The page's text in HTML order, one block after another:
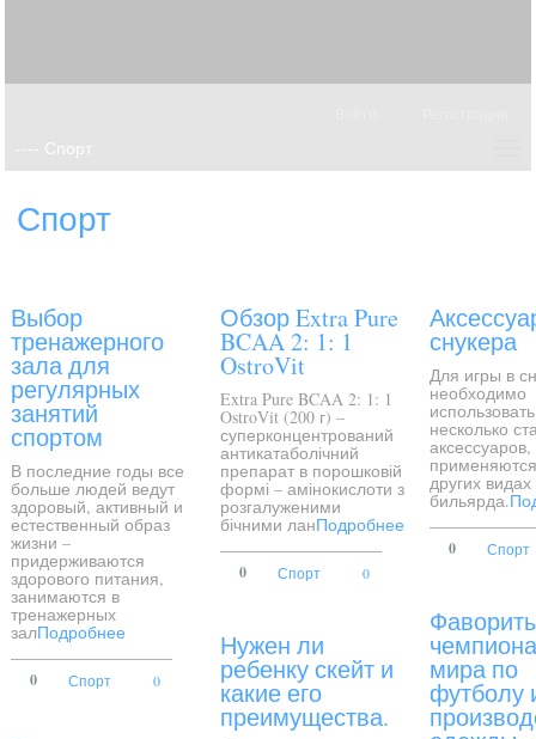
Спорт
Выбор
тренажерного
зала для
регулярных
занятий
спортом
В последние годы все
больше людей ведут
здоровый, активный и
естественный образ
жизни –
придерживаются
здорового питания,
занимаются в
тренажерных
залПодробнее
0 Спорт 0
Обзор Extra Pure
BCAA 2: 1: 1
OstroVit
Extra Pure BCAA 2: 1: 1
OstroVit (200 г) –
суперконцентрований
антикатаболічний
препарат в порошковій
формі – амінокислоти з
розгалуженими
бічними ланПодробнее
0 Спорт 0
Нужен ли
ребенку скейт и
какие его
преимущества.
снукера
Для игры в
необходимо
использовать
несколько
других видах
бильярда.
0 Спорт
мира по
футболу